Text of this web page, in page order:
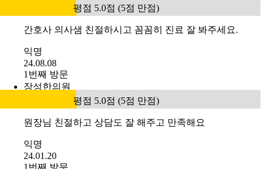
평점 5.0점 (5점 만점)
간호사 의사샘 친절하시고 꼼꼼히 진료 잘 봐주세요.
익명
24.08.08
1번째 방문
장성한의원
평점 5.0점 (5점 만점)
원장님 친절하고 상담도 잘 해주고 만족해요
익명
24.01.20